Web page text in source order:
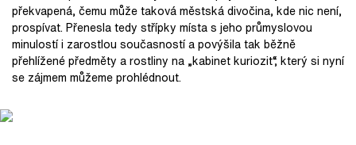
překvapená, čemu může taková městská divočina, kde nic není,
prospívat. Přenesla tedy střípky místa s jeho průmyslovou
minulostí i zarostlou současností a povýšila tak běžně
přehlížené předměty a rostliny na „kabinet kuriozit“, který si nyní
se zájmem můžeme prohlédnout.